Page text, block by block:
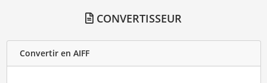
CONVERTISSEUR
Convertir en AIFF